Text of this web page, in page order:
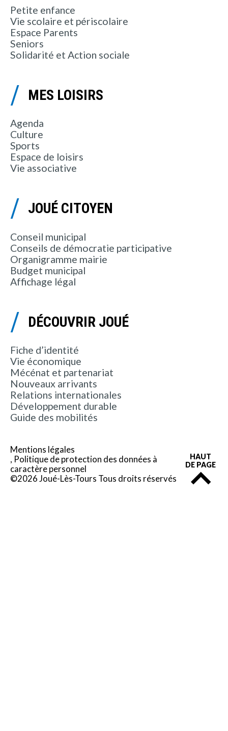
Petite enfance
Vie scolaire et périscolaire
Espace Parents
Seniors
Solidarité et Action sociale
MES LOISIRS
Agenda
Culture
Sports
Espace de loisirs
Vie associative
JOUÉ CITOYEN
Conseil municipal
Conseils de démocratie participative
Organigramme mairie
Budget municipal
Affichage légal
DÉCOUVRIR JOUÉ
Fiche d’identité
Vie économique
Mécénat et partenariat
Nouveaux arrivants
Relations internationales
Développement durable
Guide des mobilités
Mentions légales
Politique de protection des données à
caractère personnel
©2026 Joué-Lès-Tours Tous droits réservés
HAUT
DE PAGE